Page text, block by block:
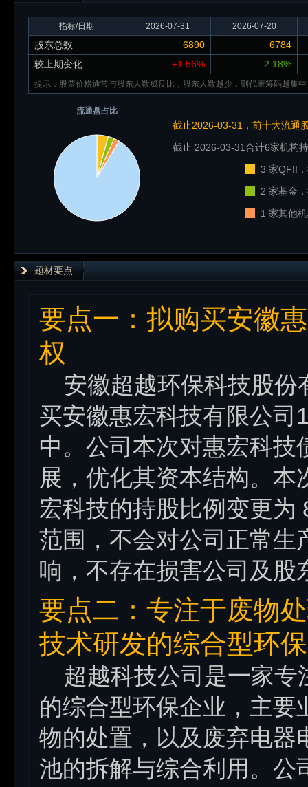
指标/日期 2026-07-31 2026-07-20
股东总数 6890
6784
较上期变化
+1.56% -2.18%
提示：股票价格通常与股东人数成反比，股东人数越少，则代表筹码越集
流通盘占比
截止2026-03-31，前十大流通
截止 2026-03-31合计6家机构
3 家QFII
2 家基金
1 家其他
题材要点
要点一：拟购买安徽
权
安徽超越环保科技股份
买安徽惠宏科技有限公司
中。公司本次对惠宏科
展，优化其资本结构。
宏科技的持股比例变更为
范围，不会对公司正常生
响，不存在损害公司及股
要点二：专注于废物
技术研发的综合型环
超越科技公司是一家专
的综合型环保企业，主
物的处置，以及废弃电器
池的拆解与综合利用。公